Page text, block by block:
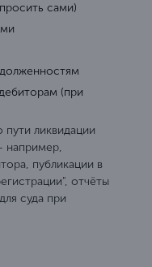
сами)
(при
ликвидации
например,
публикации в
отчёты
суда при